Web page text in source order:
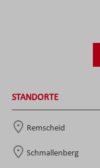
STANDORTE
Remscheid
Schmallenberg